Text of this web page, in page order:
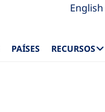
English
PAÍSES RECURSOS